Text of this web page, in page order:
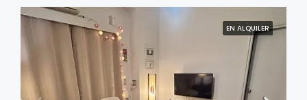
EN ALQUILER